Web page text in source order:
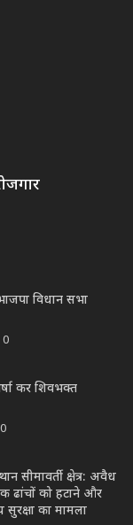
विधान सभा
0
कर शिवभक्त
0
सीमावर्ती क्षेत्र: अवैध
ढांचों को हटाने और
सुरक्षा का मामला